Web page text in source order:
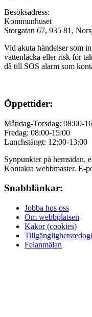
Besöksadress:
Kommunhuset
Storgatan 67, 935 81,
Vid akuta händelser som
vattenläcka ellerrisk för
då till SOS alarm som
Öppettider:
Måndag-Torsdag: 08:00-
Fredag: 08:00-15:00
Lunchstängt: 12:00-13:00
Synpunkter på hemsidan,
Kontakta webbmaster. E-
Snabblänkar:
Jobba hos oss
Om webbplatsen
Kakor (cookies)
Felanmälan